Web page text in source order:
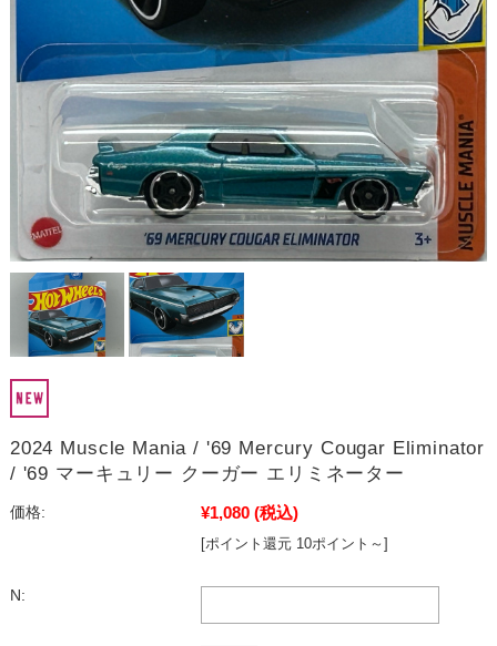
2024 Muscle Mania / '69 Mercury Cougar Eliminator
/ '69 マーキュリー クーガー エリミネーター
価格: ¥1,080 (税込)
[ポイント還元 10ポイント～]
N: